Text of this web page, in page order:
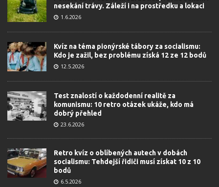
nesekání trávy. Záleží i na prostředku a lokaci
1.6.2026
Kvíz na téma pionýrské tábory za socialismu:
Kdo je zažil, bez problému získá 12 ze 12 bodů
12.5.2026
Test znalostí o každodenní realitě za
komunismu: 10 retro otázek ukáže, kdo má
dobrý přehled
23.6.2026
Retro kvíz o oblíbených autech v dobách
socialismu: Tehdejší řidiči musí získat 10 z 10
bodů
6.5.2026